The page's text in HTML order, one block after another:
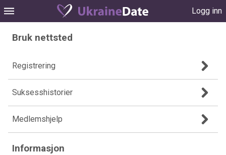
Logg inn
Bruk nettsted
Registrering
Suksesshistorier
Medlemshjelp
Informasjon